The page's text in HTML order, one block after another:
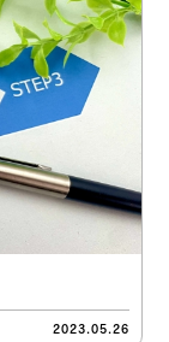
2023.05.26